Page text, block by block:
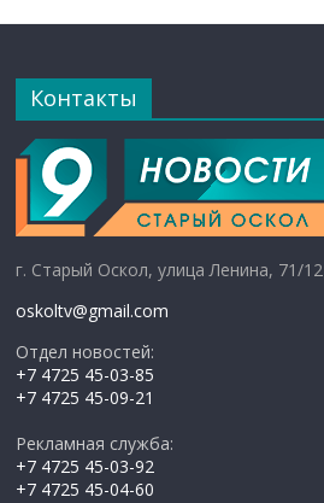
Контакты
г. Старый Оскол, улица Ленина, 71/12
oskoltv@gmail.com
Отдел новостей:
+7 4725 45-03-85
+7 4725 45-09-21
Рекламная служба:
+7 4725 45-03-92
+7 4725 45-04-60